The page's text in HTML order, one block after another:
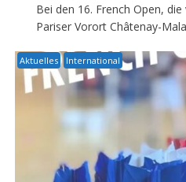
Bei den 16. French Open,
Pariser Vorort Châtenay-
Aktuelles International